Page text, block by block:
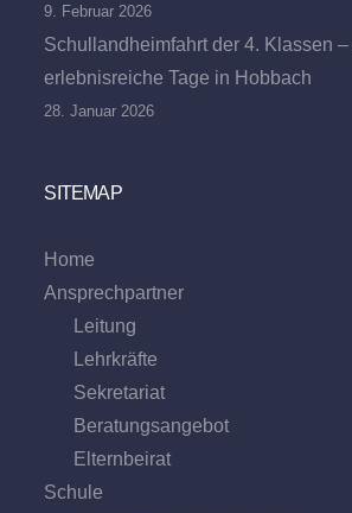
9. Februar 2026
Schullandheimfahrt der 4. Klassen –
erlebnisreiche Tage in Hobbach
28. Januar 2026
SITEMAP
Home
Ansprechpartner
Leitung
Lehrkräfte
Sekretariat
Beratungs­angebot
Eltern­beirat
Schule